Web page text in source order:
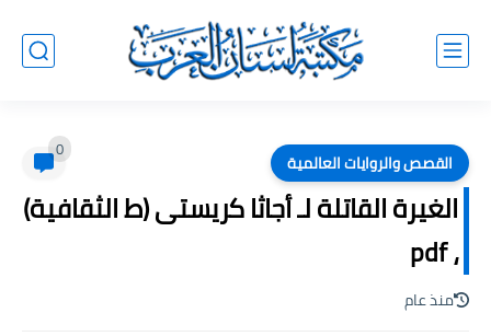
القصص والروايات العالمية 0
الغيرة القاتلة لـ أجاثا كريستى (ط الثقافية)
، pdf
منذ عام